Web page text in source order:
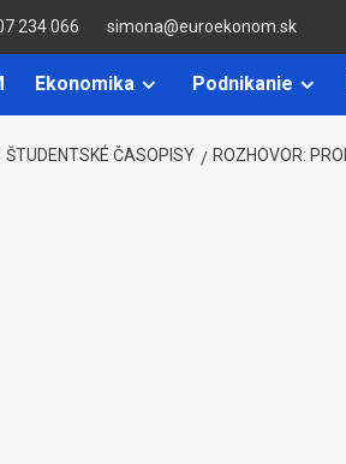
234 066 simona@euroekonom.sk
Ekonomika Podnikanie
ŠTUDENTSKÉ ČASOPISY ROZHOVOR: